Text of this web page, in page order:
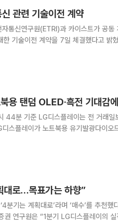
관련 기술이전 계약
통신연구원(ETRI)과 카이스트가 공동
이전 계약을 7일 체결했다고 밝혔다. 이 기
자 쌍
용 탠덤 OLED‧흑전 기대
고 최근
대로…목표가는 하향”
기는 계획대로’라며 ‘매수’를 추천했